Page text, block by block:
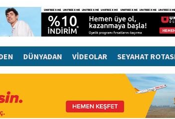
DÜNYADAN VİDEOLAR SEYAHAT